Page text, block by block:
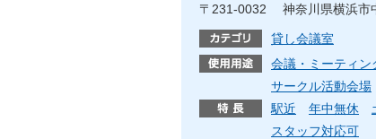
〒231-0032 神奈川県横浜市
貸し会議室
会議・ミーティン
サークル活動会場
駅近
年中無休
スタッフ対応可